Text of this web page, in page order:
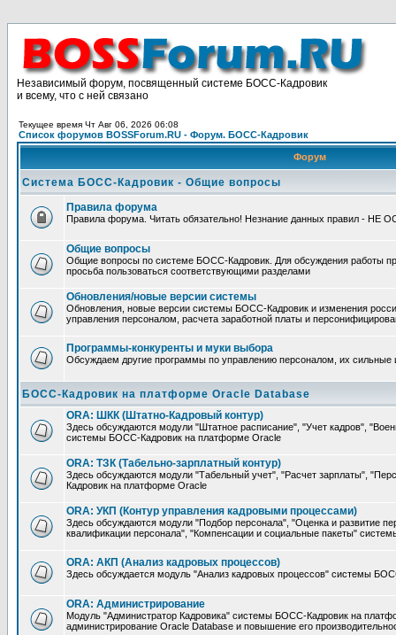
Независимый форум, посвященный системе БОСС-Кадровик
и всему, что с ней связано
Текущее время Чт Авг 06, 2026 06:08
Список форумов BOSSForum.RU - Форум. БОСС-Кадровик
Форум
Система БОСС-Кадровик - Общие вопросы
Правила форума
Правила форума. Читать обязательно! Незнание данных правил - НЕ
Общие вопросы
Общие вопросы по системе БОСС-Кадровик. Для обсуждения работы
просьба пользоваться соответствующими разделами
Обновления/новые версии системы
Обновления, новые версии системы БОСС-Кадровик и изменения
управления персоналом, расчета заработной платы и
Программы-конкуренты и муки выбора
Обсуждаем другие программы по управлению персоналом, их сильные
БОСС-Кадровик на платформе Oracle Database
ORA: ШКК (Штатно-Кадровый контур)
Здесь обсуждаются модули "Штатное расписание", "Учет кадров",
системы БОСС-Кадровик на платформе Oracle
ORA: ТЗК (Табельно-зарплатный контур)
Здесь обсуждаются модули "Табельный учет", "Расчет зарплаты",
Кадровик на платформе Oracle
ORA: УКП (Контур управления кадровыми процессами)
Здесь обсуждаются модули "Подбор персонала", "Оценка и развитие
квалификации персонала", "Компенсации и социальные пакеты"
ORA: АКП (Анализ кадровых процессов)
Здесь обсуждается модуль "Анализ кадровых процессов" системы
ORA: Администрирование
Модуль "Администратор Кадровика" системы БОСС-Кадровик на
администрирование Oracle Database и повышение его